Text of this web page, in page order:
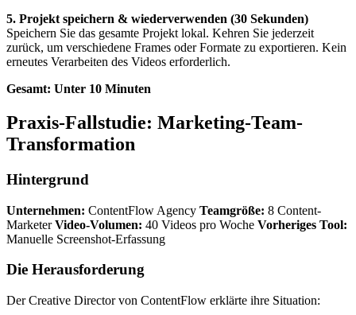
5. Projekt speichern & wiederverwenden (30 Sekunden)
Speichern Sie das gesamte Projekt lokal. Kehren Sie jederzeit
zurück, um verschiedene Frames oder Formate zu exportieren. Kein
erneutes Verarbeiten des Videos erforderlich.
Gesamt: Unter 10 Minuten
Praxis-Fallstudie: Marketing-Team-
Transformation
Hintergrund
Unternehmen: ContentFlow Agency Teamgröße: 8 Content-
MarketerVideo-Volumen: 40 Videos pro Woche Vorheriges Tool:
Manuelle Screenshot-Erfassung
Die Herausforderung
Der Creative Director von ContentFlow erklärte ihre Situation: